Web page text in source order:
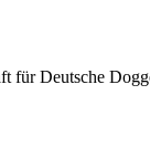
für Deutsche